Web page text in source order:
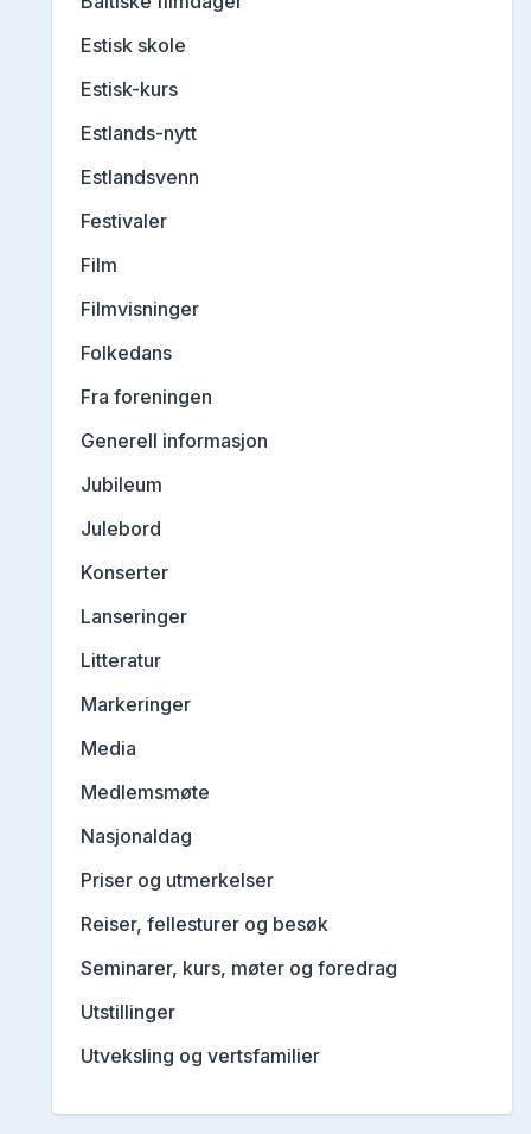
Estisk skole
Estisk-kurs
Estlands-nytt
Estlandsvenn
Festivaler
Film
Filmvisninger
Folkedans
Fra foreningen
Generell informasjon
Jubileum
Julebord
Konserter
Lanseringer
Litteratur
Markeringer
Media
Medlemsmøte
Nasjonaldag
Priser og utmerkelser
Reiser, fellesturer og besøk
Seminarer, kurs, møter og foredrag
Utstillinger
Utveksling og vertsfamilier